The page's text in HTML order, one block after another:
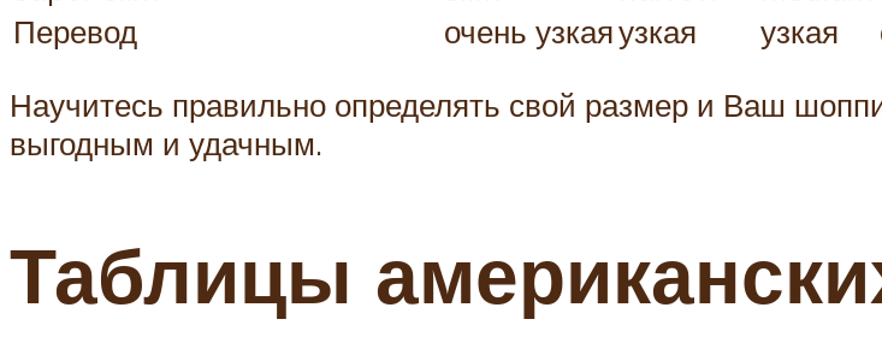
Перевод
очень узкаяузкая узкая
Научитесь правильно определять свой размер и Ваш
выгодным и удачным.
Таблицы